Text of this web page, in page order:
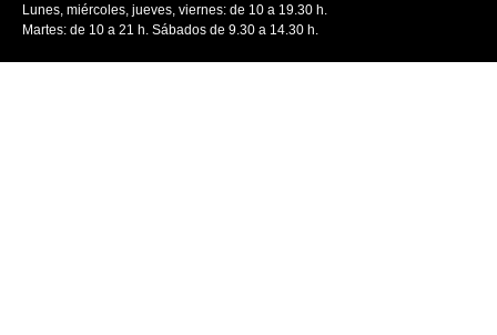
Lunes, miércoles, jueves, viernes: de 10 a 19.30 h.
Martes: de 10 a 21 h. Sábados de 9.30 a 14.30 h.